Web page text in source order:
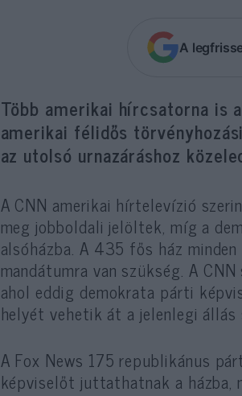
A
Több amerikai hírcsatorna is
amerikai félidős
az utolsó urnazáráshoz
A CNN amerikai hírtelevízió
meg jobboldali jelöltek, míg a
alsóházba. A 435 fős ház
mandátumra van szükség. A
ahol eddig demokrata párti
helyét vehetik át a jelenlegi állás
A Fox News 175 republikánus
képviselőt juttathatnak a házba,